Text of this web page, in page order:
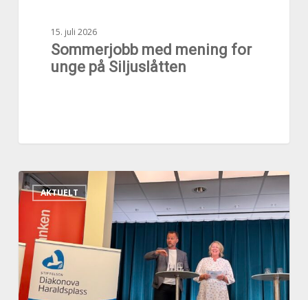
15. juli 2026
Sommerjobb med mening for
unge på Siljuslåtten
AKTUELT
Satser
på
Arendalsuka
vil
bidra
til